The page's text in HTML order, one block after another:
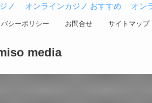
ノ オンラインカジノ おすすめ オン
media
シーポリシー お問合せ サイトマップ